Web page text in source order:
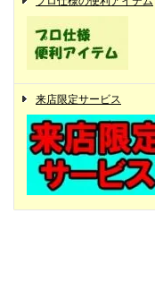
来店限定サービス